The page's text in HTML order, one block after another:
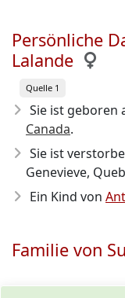
Persönliche
Lalande
Quelle 1
Sie ist geboren
Canada.
Sie ist
Genevieve,
Ein Kind von
Familie von